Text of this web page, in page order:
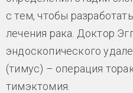
с тем, чтобы
лечения рака. Доктор
эндоскопического
(тимус) – операция
тимэктомия.